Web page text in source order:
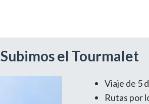
Subimos el Tourmalet
Viaje de 5
Rutas por